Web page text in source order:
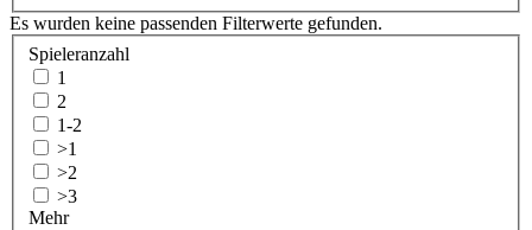
Es wurden keine passenden Filterwerte gefunden.
Spieleranzahl
1
2
1-2
>1
>2
>3
Mehr